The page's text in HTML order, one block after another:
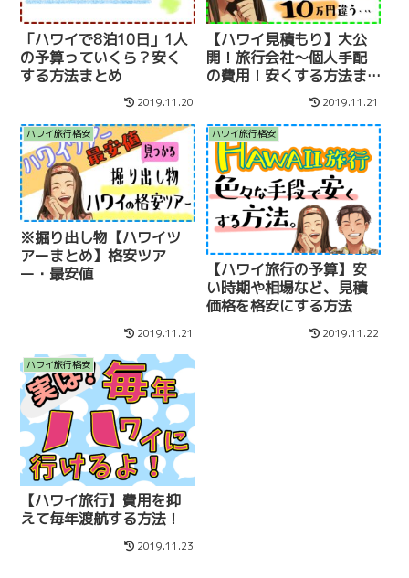
「ハワイで8泊10日」1人
の予算っていくら？安く
する方法まとめ
2019.11.20
【ハワイ見積もり】大公
開！旅行会社〜個人手配
の費用！安くする方法ま
2019.11.21
ハワイ旅行格安
※掘り出し物【ハワイツ
アーまとめ】格安ツア
ー・最安値
2019.11.21
ハワイ旅行格安
【ハワイ旅行の予算】安
い時期や相場など、見積
価格を格安にする方法
2019.11.22
ハワイ旅行格安
【ハワイ旅行】費用を抑
えて毎年渡航する方法！
2019.11.23